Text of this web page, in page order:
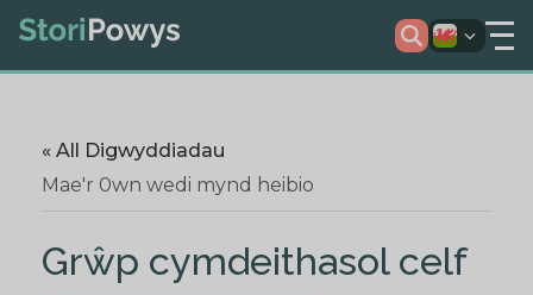
« All Digwyddiadau
Mae'r 0wn wedi mynd heibio
Grŵp cymdeithasol celf